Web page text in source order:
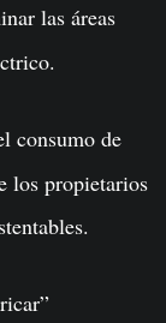
las áreas
consumo de
los propietarios